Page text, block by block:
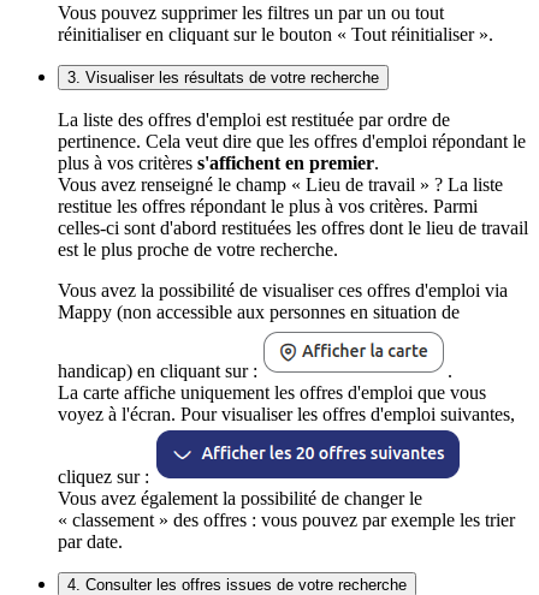
Vous pouvez supprimer les filtres un par un ou tout
réinitialiser en cliquant sur le bouton « Tout réinitialiser ».
3. Visualiser les résultats de votre recherche
La liste des offres d'emploi est restituée par ordre de
pertinence. Cela veut dire que les offres d'emploi répondant le
plus à vos critères s'affichent en premier.
Vous avez renseigné le champ « Lieu de travail » ? La liste
restitue les offres répondant le plus à vos critères. Parmi
celles-ci sont d'abord restituées les offres dont le lieu de travail
est le plus proche de votre recherche.
Vous avez la possibilité de visualiser ces offres d'emploi via
Mappy (non accessible aux personnes en situation de
handicap) en cliquant sur :
.
La carte affiche uniquement les offres d'emploi que vous
voyez à l'écran. Pour visualiser les offres d'emploi suivantes,
cliquez sur :
Vous avez également la possibilité de changer le
« classement » des offres : vous pouvez par exemple les trier
par date.
4. Consulter les offres issues de votre recherche